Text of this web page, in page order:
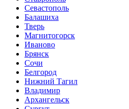
Севастополь
Балашиха
Тверь
Магнитогорск
Иваново
Брянск
Сочи
Белгород
Нижний Тагил
Владимир
Архангельск